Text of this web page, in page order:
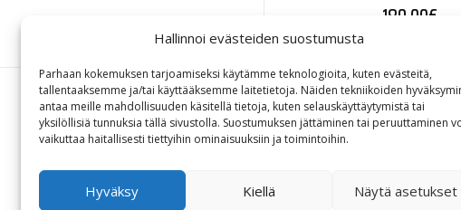
Hallinnoi evästeiden suostumusta
Parhaan kokemuksen tarjoamiseksi käytämme teknologioita, kuten evästeitä,
tallentaaksemme ja/tai käyttääksemme laitetietoja. Näiden tekniikoiden
antaa meille mahdollisuuden käsitellä tietoja, kuten selauskäyttäytymistä tai
yksilöllisiä tunnuksia tällä sivustolla. Suostumuksen jättäminen tai peruuttaminen
vaikuttaa haitallisesti tiettyihin ominaisuuksiin ja toimintoihin.
Hyväksy Kiellä Näytä asetukset
189,00€